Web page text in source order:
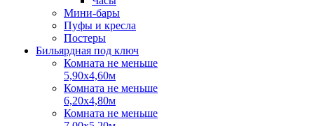
Мини-бары
Пуфы и кресла
Постеры
Бильярдная под ключ
Комната не меньше
5,90х4,60м
Комната не меньше
6,20х4,80м
Комната не меньше